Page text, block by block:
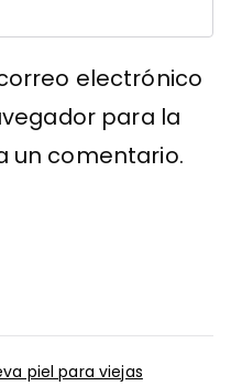
electrónico
para la
un comentario.
piel para viejas